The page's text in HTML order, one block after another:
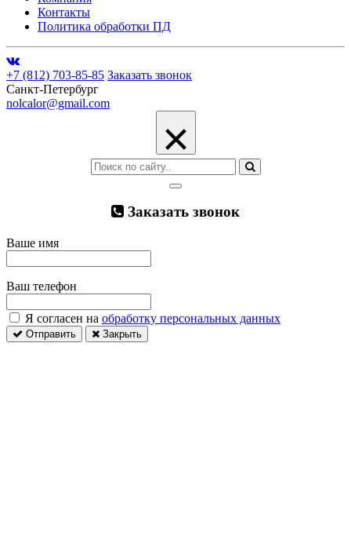
Контакты
Политика обработки ПД
+7 (812) 703-85-85 Заказать звонок
Санкт-Петербург
nolcalor@gmail.com
×
Заказать звонок
Ваше имя
Ваш телефон
Я согласен на обработку персональных данных
Отправить Закрыть